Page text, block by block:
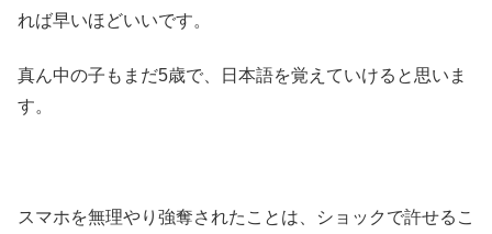
れば早いほどいいです。
真ん中の子もまだ5歳で、日本語を覚えていけると思いま
す。
スマホを無理やり強奪されたことは、ショックで許せるこ